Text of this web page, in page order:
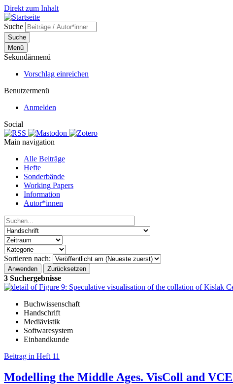
Direkt zum Inhalt
Suche
Suche
Menü
Sekundärmenü
Vorschlag einreichen
Benutzermenü
Anmelden
Social
Main navigation
Alle Beiträge
Hefte
Sonderbände
Working Papers
Information
Autor*innen
Sortieren nach:
3 Suchergebnisse
Buchwissenschaft
Handschrift
Mediävistik
Softwaresystem
Einbandkunde
Beitrag in Heft 11
Modelling the Middle Ages. VisColl and